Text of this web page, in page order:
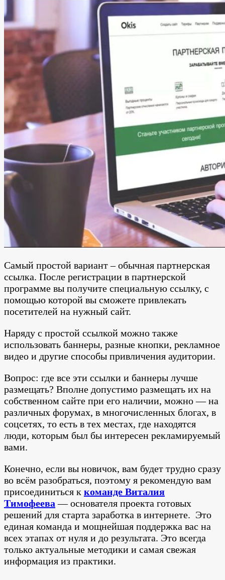
Самый простой вариант – обычная партнерская
ссылка. После регистрации в партнерской
программе вы получите специальную ссылку, с
помощью которой вы сможете привлекать
посетителей на нужный сайт.
Наряду с простой ссылкой можно также
использовать баннеры, разные кнопки, рекламное
видео и другие способы привличения аудитории.
Вопрос: где все эти ссылки и баннеры лучше
размещать? Вполне допустимо размещать их на
собственном сайте при его наличии, можно — на
различных форумах, в многочисленных блогах, в
соцсетях, то есть в тех местах, где находятся
люди, которым был бы интересен рекламируемый
вами.
Конечно, если вы новичок, вам будет трудно сразу
во всём разобраться, поэтому я рекомендую вам
присоединиться к команде Виталия
Тимофеева — основателя проекта готовых
решений для старта заработка в интернете. Это
единая команда и мощнейшая поддержка вас на
всех этапах от нуля и до результата. Это всегда
только актуальные методики и самая свежая
информация из практики.